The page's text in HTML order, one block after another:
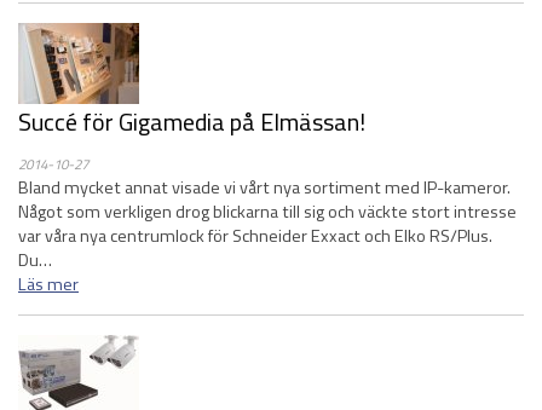
Succé för Gigamedia på Elmässan!
2014-10-27
Bland mycket annat visade vi vårt nya sortiment med IP-kameror.
Något som verkligen drog blickarna till sig och väckte stort intresse
var våra nya centrumlock för Schneider Exxact och Elko RS/Plus.
Du…
Läs mer